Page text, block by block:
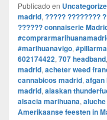
Publicado en
madrid, ????? ????????
?????? connaiserie
#marihuanavigo,
602174422, 707 headband,
madrid, acheter weed
cannabicos madrid, afgan
madrid, alaskan
alsacia marihuana,
Amerikaanse feesten in